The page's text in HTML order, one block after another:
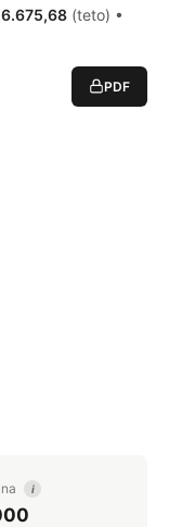
(teto) •
PDF
i